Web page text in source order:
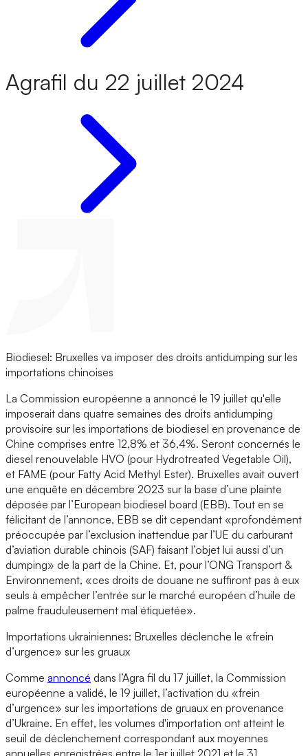
Agrafil du 22 juillet 2024
Biodiesel: Bruxelles va imposer des droits antidumping sur les
importations chinoises
La Commission européenne a annoncé le 19 juillet qu'elle
imposerait dans quatre semaines des droits antidumping
provisoire sur les importations de biodiesel en provenance de
Chine comprises entre 12,8% et 36,4%. Seront concernés le
diesel renouvelable HVO (pour Hydrotreated Vegetable Oil),
et FAME (pour Fatty Acid Methyl Ester). Bruxelles avait ouvert
une enquête en décembre 2023 sur la base d’une plainte
déposée par l’European biodiesel board (EBB). Tout en se
félicitant de l’annonce, EBB se dit cependant «profondément
préoccupée par l’exclusion inattendue par l’UE du carburant
d’aviation durable chinois (SAF) faisant l’objet lui aussi d’un
dumping» de la part de la Chine. Et, pour l’ONG Transport &
Environnement, «ces droits de douane ne suffiront pas à eux
seuls à empêcher l’entrée sur le marché européen d’huile de
palme frauduleusement mal étiquetée».
Importations ukrainiennes: Bruxelles déclenche le «frein
d’urgence» sur les gruaux
Comme annoncé dans l’Agra fil du 17 juillet, la Commission
européenne a validé, le 19 juillet, l’activation du «frein
d’urgence» sur les importations de gruaux en provenance
d’Ukraine. En effet, les volumes d'importation ont atteint le
seuil de déclenchement correspondant aux moyennes
annuelles enregistrées entre le 1er juillet 2021 et le 31